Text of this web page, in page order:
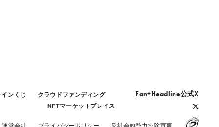
ンくじ
クラウドファンディング
NFTマーケットプレイス
Fan+Headline公式X
運営会社 プライバシーポリシー 反社会的勢力排除宣言